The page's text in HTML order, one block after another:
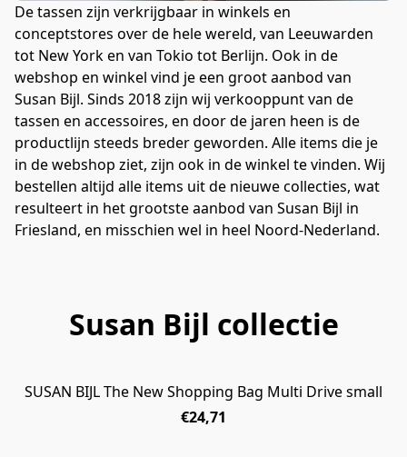
De tassen zijn verkrijgbaar in winkels en
conceptstores over de hele wereld, van Leeuwarden
tot New York en van Tokio tot Berlijn. Ook in de
webshop en winkel vind je een groot aanbod van
Susan Bijl. Sinds 2018 zijn wij verkooppunt van de
tassen en accessoires, en door de jaren heen is de
productlijn steeds breder geworden. Alle items die je
in de webshop ziet, zijn ook in de winkel te vinden. Wij
bestellen altijd alle items uit de nieuwe collecties, wat
resulteert in het grootste aanbod van Susan Bijl in
Friesland, en misschien wel in heel Noord-Nederland.
Susan Bijl collectie
SUSAN BIJL The New Shopping Bag Multi Drive small
€24,71